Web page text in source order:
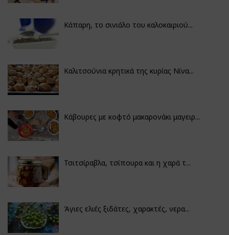
Κάπαρη, το σινιάλο του καλοκαιριού...
Καλιτσούνια κρητικά της κυρίας Νίνα...
Κάβουρες με κοφτό μακαρονάκι μαγειρ...
Τσιτσίραβλα, τσίπουρα και η χαρά τ...
Άγιες ελιές ξιδάτες, χαρακτές, νερα...